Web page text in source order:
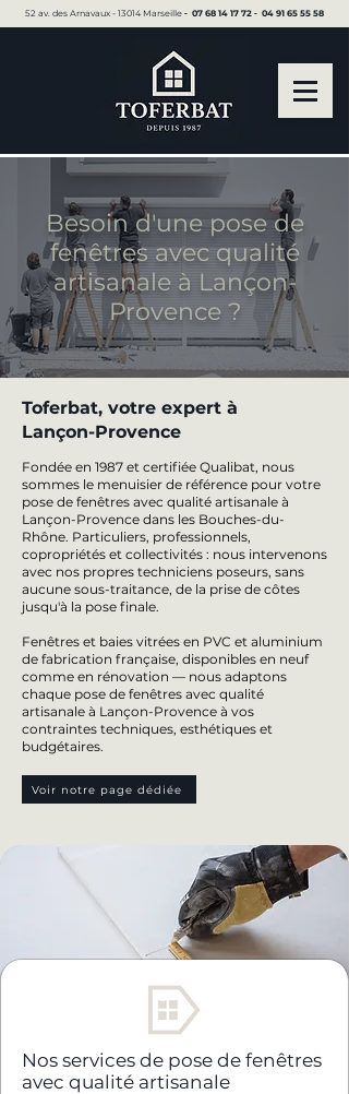
52 av. des Arnavaux - 13014 Marseille ▪︎ 07 68 14 17 72 ▪︎ 04 91 65 55 58
Besoin d'une pose de
fenêtres avec qualité
artisanale à Lançon-
Provence ?
Toferbat, votre expert à
Lançon-Provence
Fondée en 1987 et certifiée Qualibat, nous
sommes le menuisier de référence pour votre
pose de fenêtres avec qualité artisanale à
Lançon-Provence dans les Bouches-du-
Rhône. Particuliers, professionnels,
copropriétés et collectivités : nous intervenons
avec nos propres techniciens poseurs, sans
aucune sous-traitance, de la prise de côtes
jusqu'à la pose finale.
Fenêtres et baies vitrées en PVC et aluminium
de fabrication française, disponibles en neuf
comme en rénovation — nous adaptons
chaque pose de fenêtres avec qualité
artisanale à Lançon-Provence à vos
contraintes techniques, esthétiques et
budgétaires.
Voir notre page dédiée
Nos services de pose de fenêtres
avec qualité artisanale